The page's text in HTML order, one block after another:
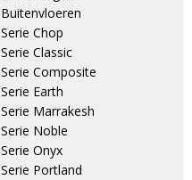
Buitenvloeren
Serie Chop
Serie Classic
Serie Composite
Serie Earth
Serie Marrakesh
Serie Noble
Serie Onyx
Serie Portland